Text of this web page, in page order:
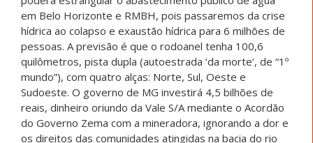
em Belo Horizonte e RMBH, pois passaremos da crise
hídrica ao colapso e exaustão hídrica para 6 milhões de
pessoas. A previsão é que o rodoanel tenha 100,6
quilômetros, pista dupla (autoestrada ‘da morte’, de “1º
mundo”), com quatro alças: Norte, Sul, Oeste e
Sudoeste. O governo de MG investirá 4,5 bilhões de
reais, dinheiro oriundo da Vale S/A mediante o Acordão
do Governo Zema com a mineradora, ignorando a dor e
os direitos das comunidades atingidas na bacia do rio